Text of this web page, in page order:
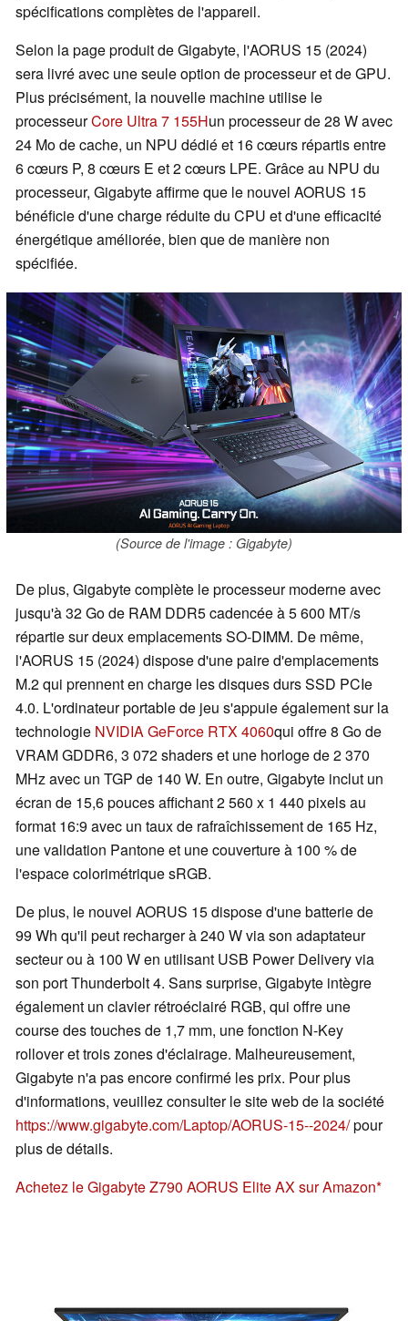
spécifications complètes de l'appareil.
Selon la page produit de Gigabyte, l'AORUS 15 (2024)
sera livré avec une seule option de processeur et de GPU.
Plus précisément, la nouvelle machine utilise le
processeurCore Ultra 7 155Hun processeur de 28 W avec
24 Mo de cache, un NPU dédié et 16 cœurs répartis entre
6 cœurs P, 8 cœurs E et 2 cœurs LPE. Grâce au NPU du
processeur, Gigabyte affirme que le nouvel AORUS 15
bénéficie d'une charge réduite du CPU et d'une efficacité
énergétique améliorée, bien que de manière non
spécifiée.
(Source de l'image : Gigabyte)
De plus, Gigabyte complète le processeur moderne avec
jusqu'à 32 Go de RAM DDR5 cadencée à 5 600 MT/s
répartie sur deux emplacements SO-DIMM. De même,
l'AORUS 15 (2024) dispose d'une paire d'emplacements
M.2 qui prennent en charge les disques durs SSD PCIe
4.0. L'ordinateur portable de jeu s'appuie également sur la
technologie NVIDIA GeForce RTX 4060qui offre 8 Go de
VRAM GDDR6, 3 072 shaders et une horloge de 2 370
MHz avec un TGP de 140 W. En outre, Gigabyte inclut un
écran de 15,6 pouces affichant 2 560 x 1 440 pixels au
format 16:9 avec un taux de rafraîchissement de 165 Hz,
une validation Pantone et une couverture à 100 % de
l'espace colorimétrique sRGB.
De plus, le nouvel AORUS 15 dispose d'une batterie de
99 Wh qu'il peut recharger à 240 W via son adaptateur
secteur ou à 100 W en utilisant USB Power Delivery via
son port Thunderbolt 4. Sans surprise, Gigabyte intègre
également un clavier rétroéclairé RGB, qui offre une
course des touches de 1,7 mm, une fonction N-Key
rollover et trois zones d'éclairage. Malheureusement,
Gigabyte n'a pas encore confirmé les prix. Pour plus
d'informations, veuillez consulter le site web de la société
https://www.gigabyte.com/Laptop/AORUS-15--2024/pour
plus de détails.
Achetez le Gigabyte Z790 AORUS Elite AX sur Amazon